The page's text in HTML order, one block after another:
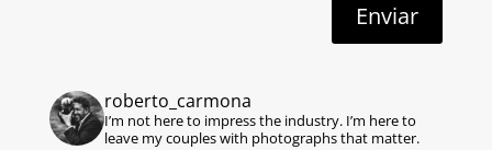
Enviar
roberto_carmona
I’m not here to impress the industry.I’m here to
leave my couples with photographs that matter.